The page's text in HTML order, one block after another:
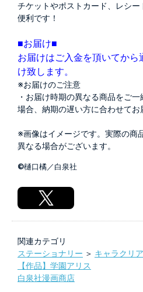
チケットやポストカード、レシ
便利です！
■お届け■
お届けはご入金を頂いてか
け致します。
※お届けのご注意
・お届け時期の異なる商品をご
場合、納期の遅い方に合わせてお
※画像はイメージです。実際の商
異なる場合がございます。
©樋口橘／白泉社
関連カテゴリ
ステーショナリー ＞ キャラクリ
【作品】学園アリス
白泉社漫画商店